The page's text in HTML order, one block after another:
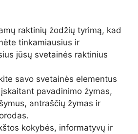
raktinių žodžių tyrimą, kad
tinkamiausius ir
jūsų svetainės raktinius
savo svetainės elementus
pavadinimo žymas,
antraščių žymas ir
kokybės, informatyvų ir